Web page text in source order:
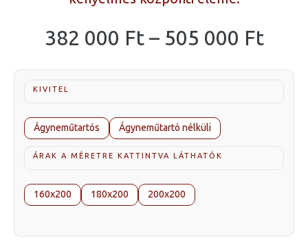
382 000 Ft – 505 000 Ft
KIVITEL
Ágyneműtartós Ágyneműtartó nélküli
ÁRAK A MÉRETRE KATTINTVA LÁTHATÓK
160x200 180x200 200x200